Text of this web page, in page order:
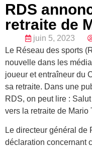
RDS
retraite de
juin 5, 2023
Le Réseau des sports
nouvelle dans les
joueur et entraîneur du
sa retraite. Dans une
RDS, on peut lire :
vers la retraite de Mario
Le directeur général de
déclaration concernant